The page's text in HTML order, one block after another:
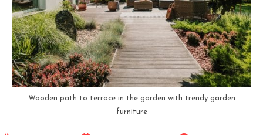
Wooden path to terrace in the garden with trendy garden
furniture